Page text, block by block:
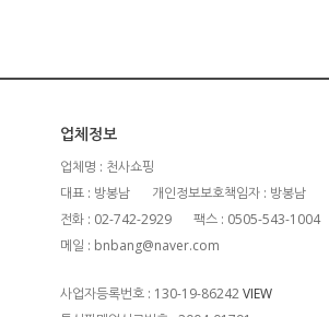
업체정보
업체명 : 천사쇼핑
대표 : 방봉남
개인정보보호책임자 : 방봉남
전화 : 02-742-2929
팩스 : 0505-543-1004
메일 : bnbang@naver.com
사업자등록번호 : 130-19-86242VIEW